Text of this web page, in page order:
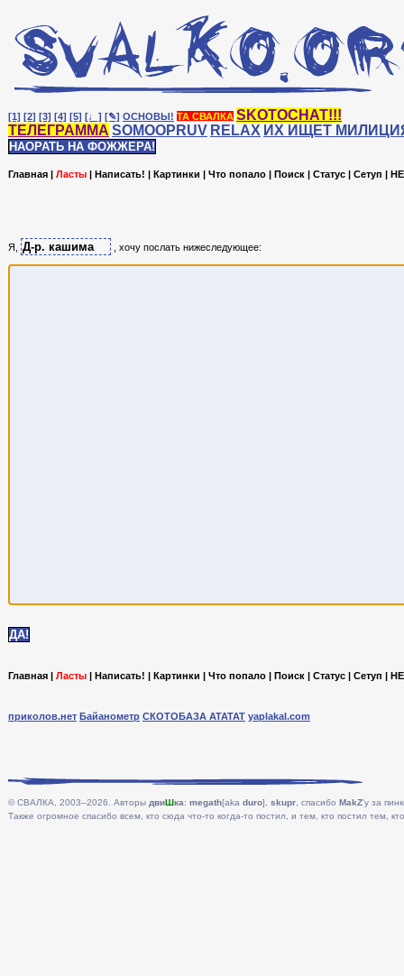
[1] [2] [3] [4] [5] [♩] [✎] ОСНОВЫ! ТА СВАЛКА SKOTOCHAT!!!
ТЕЛЕГРАММА SOMOOPRUV RELAX ИХ ИЩЕТ
НАОРАТЬ НА ФОЖЖЕРА!
Главная | Ласты | Написать! | Картинки | Что попало | Поиск | Статус | Сетуп |
Я, , хочу послать нижеследующее:
Главная | Ласты | Написать! | Картинки | Что попало | Поиск | Статус | Сетуп |
приколов.нет Байанометр СКОТОБАЗА АТАТАТ yaplakal.com
© СВАЛКА, 2003–2026. Авторы двиШка: megath[aka duro], skupr , спасибо MakZ'у за
Также огромное спасибо всем, кто сюда что-то когда-то постил, и тем, кто постил тем,